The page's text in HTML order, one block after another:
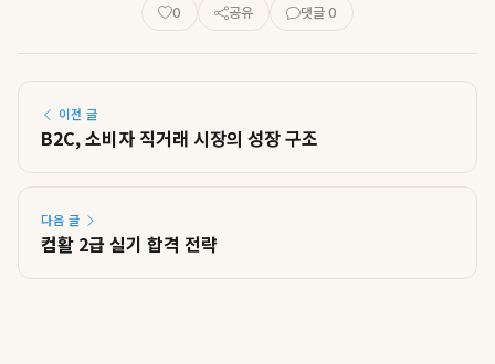
0 공유 댓글 0
이전 글
B2C, 소비자 직거래 시장의 성장 구조
다음 글
컴활 2급 실기 합격 전략